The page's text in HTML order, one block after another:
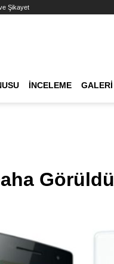
Şikayet
İNCELEME GALERI
Görüldü